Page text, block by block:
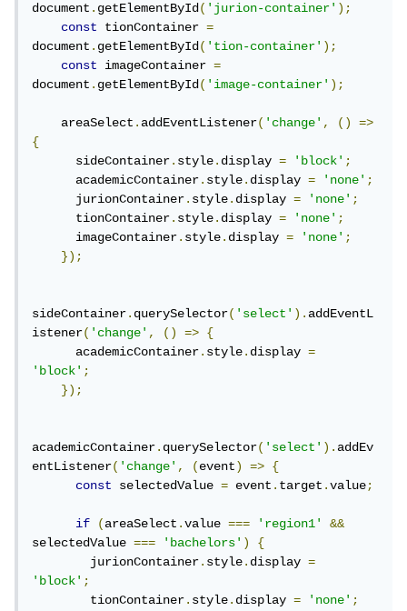
document.getElementById('jurion-container');
const
tionContainer =
document.getElementById('tion-container');
const
imageContainer =
document.getElementById('image-container');
    areaSelect
.addEventListener('change', ()
=>
{
      sideContainer
.style.display = 'block';
      academicContainer
.style.display = 'none';
      jurionContainer
.style.display = 'none';
      tionContainer
.style.display = 'none';
      imageContainer
.style.display = 'none';
});
sideContainer.querySelector('select').addEventL
istener('change', () =>
{
      academicContainer
.style.display =
'block';
});
academicContainer.querySelector('select').addEv
entListener('change', (event) =>
{
const
selectedValue = event.target.value;
if (areaSelect.value === 'region1'
&&
selectedValue === 'bachelors')
{
        jurionContainer
.style.display =
'block';
        tionContainer
.style.display = 'none';